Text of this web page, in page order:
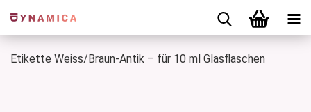
Etikette Weiss/Braun-Antik – für 10 ml Glasflaschen